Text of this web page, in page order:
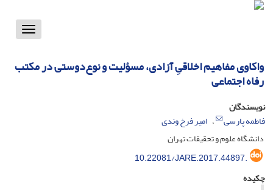
Toggle
واکاوی مفاهیم اخلاقیِ آزادی، مسؤلیت و نوع‌دوستی در مکتب
رفاه اجتماعی
نویسندگان
فاطمه پارسی
امیر فرخ وندی
دانشگاه علوم و تحقیقات تهران
10.22081/JARE.2017.44897.
چکیده